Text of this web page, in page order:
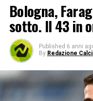
Bologna,
sotto. Il 43 in
Published 6 anni
By Redazione